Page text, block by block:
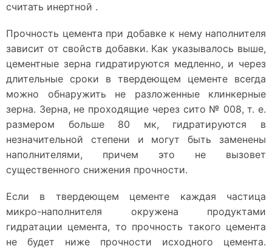
считать инертной .
Прочность цемента при добавке к нему наполнителя
зависит от свойств добавки. Как указывалось выше,
цементные зерна гидратируются медленно, и через
длительные сроки в твердеющем цементе всегда
можно обнаружить не разложенные клинкерные
зерна. Зерна, не проходящие через сито № 008, т. е.
размером больше 80 мк, гидратируются в
незначительной степени и могут быть заменены
наполнителями, причем это не вызовет
существенного снижения прочности.
Если в твердеющем цементе каждая частица
микро-наполнителя окружена продуктами
гидратации цемента, то прочность такого цемента
не будет ниже прочности исходного цемента.